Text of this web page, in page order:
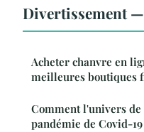
Divertissement
Acheter chanvre en
meilleures boutiques
Comment l'univers
pandémie de Covid-19